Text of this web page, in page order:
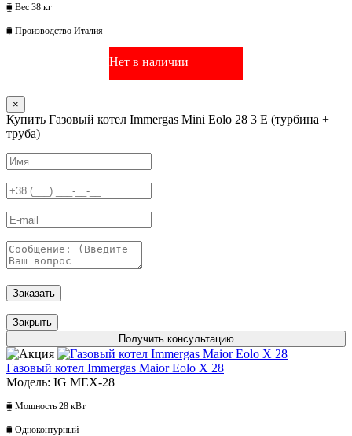
⧯ Вес 38 кг
⧯ Производство Италия
Нет в наличии
×
Купить Газовый котел Immergas Mini Eolo 28 3 E (турбина +
труба)
Заказать
Закрыть
Получить консультацию
Газовый котел Immergas Maior Eolo X 28
Модель: IG MЕX-28
⧯ Мощность 28 кВт
⧯ Одноконтурный